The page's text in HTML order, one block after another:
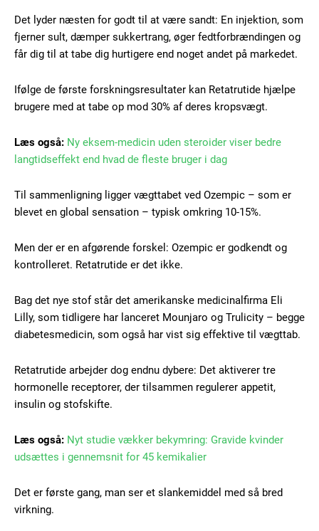
Subscription Plans
Det lyder næsten for godt til at være sandt: En injektion, som
fjerner sult, dæmper sukkertrang, øger fedtforbrændingen og
får dig til at tabe dig hurtigere end noget andet på markedet.
Ifølge de første forskningsresultater kan Retatrutide hjælpe
brugere med at tabe op mod 30% af deres kropsvægt.
Læs også: Ny eksem-medicin uden steroider viser bedre
langtidseffekt end hvad de fleste bruger i dag
Til sammenligning ligger vægttabet ved Ozempic – som er
blevet en global sensation – typisk omkring 10-15%.
Men der er en afgørende forskel: Ozempic er godkendt og
kontrolleret. Retatrutide er det ikke.
Bag det nye stof står det amerikanske medicinalfirma Eli
Lilly, som tidligere har lanceret Mounjaro og Trulicity – begge
diabetesmedicin, som også har vist sig effektive til vægttab.
Retatrutide arbejder dog endnu dybere: Det aktiverer tre
hormonelle receptorer, der tilsammen regulerer appetit,
insulin og stofskifte.
Læs også: Nyt studie vækker bekymring: Gravide kvinder
udsættes i gennemsnit for 45 kemikalier
Det er første gang, man ser et slankemiddel med så bred
virkning.